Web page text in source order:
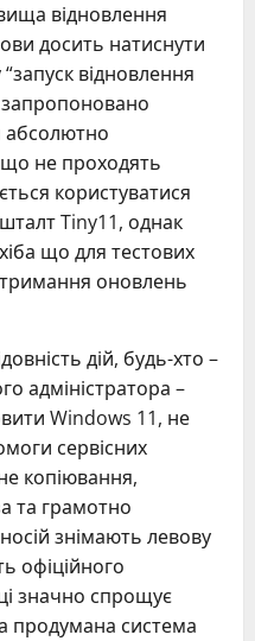
відновлення
досить натиснути
відновлення
запропоновано
абсолютно
не проходять
користуватися
Tiny11, однак
що для тестових
оновлень
дій, будь-хто –
адміністратора –
Windows 11, не
сервісних
копіювання,
та грамотно
знімають левову
офіційного
значно спрощує
продумана система